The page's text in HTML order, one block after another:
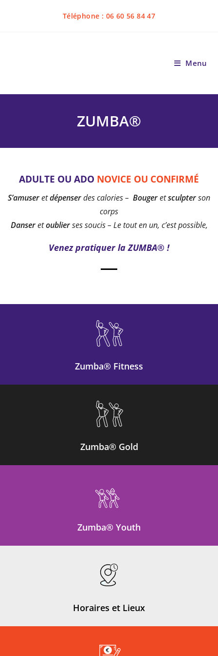
Téléphone : 06 60 56 84 47
Menu
ZUMBA®
ADULTE OU ADO NOVICE OU CONFIRMÉ
S’amuseretdépenserdes calories – Bougeretsculpterson
corps
Danseretoublierses soucis – Le tout en un, c’est possible,
Venez pratiquer la ZUMBA® !
Zumba® Fitness
Zumba® Gold
Zumba® Youth
Horaires et Lieux